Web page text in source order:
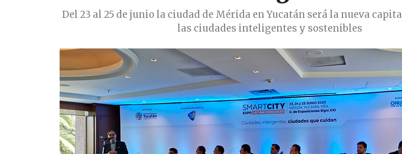
Del 23 al 25 de junio la ciudad de Mérida en Yucatán será la nueva
las ciudades inteligentes y sostenibles